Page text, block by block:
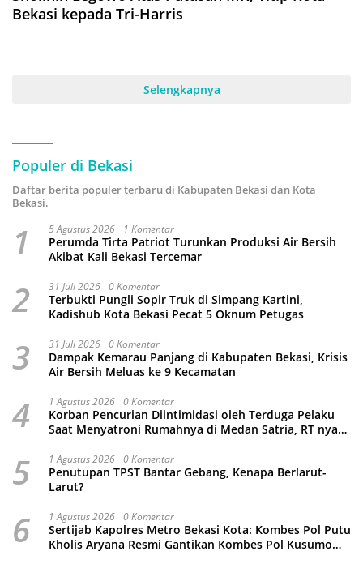
Bekasi kepada Tri-Harris
Selengkapnya
Populer di Bekasi
Daftar berita populer terbaru di Kabupaten Bekasi dan Kota
Bekasi.
1 5 Agustus 2026 1 Komentar
Perumda Tirta Patriot Turunkan Produksi Air Bersih
Akibat Kali Bekasi Tercemar
2 31 Juli 2026 0 Komentar
Terbukti Pungli Sopir Truk di Simpang Kartini,
Kadishub Kota Bekasi Pecat 5 Oknum Petugas
3 31 Juli 2026 0 Komentar
Dampak Kemarau Panjang di Kabupaten Bekasi, Krisis
Air Bersih Meluas ke 9 Kecamatan
4 1 Agustus 2026 0 Komentar
Korban Pencurian Diintimidasi oleh Terduga Pelaku
Saat Menyatroni Rumahnya di Medan Satria, RT nya
5 1 Agustus 2026 0 Komentar
Penutupan TPST Bantar Gebang, Kenapa Berlarut-
Larut?
6 1 Agustus 2026 0 Komentar
Sertijab Kapolres Metro Bekasi Kota: Kombes Pol Putu
Kholis Aryana Resmi Gantikan Kombes Pol Kusumo